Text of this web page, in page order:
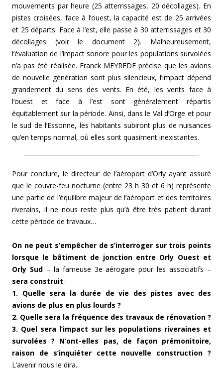
mouvements par heure (25 atterrissages, 20 décollages). En
pistes croisées, face à l’ouest, la capacité est de 25 arrivées
et 25 départs. Face à l’est, elle passe à 30 atterrissages et 30
décollages (voir le document 2). Malheureusement,
l’évaluation de l’impact sonore pour les populations survolées
n’a pas été réalisée. Franck MEYREDE précise que les avions
de nouvelle génération sont plus silencieux, l’impact dépend
grandement du sens des vents. En été, les vents face à
l’ouest et face à l’est sont généralement répartis
équitablement sur la période. Ainsi, dans le Val d’Orge et pour
le sud de l’Essonne, les habitants subiront plus de nuisances
qu’en temps normal, où elles sont quasiment inexistantes.
Pour conclure, le directeur de l’aéroport d’Orly ayant assuré
que le couvre-feu nocturne (entre 23 h 30 et 6 h) représente
une partie de l’équilibre majeur de l’aéroport et des territoires
riverains, il ne nous reste plus qu’à être très patient durant
cette période de travaux…
On ne peut s’empêcher de s’interroger sur trois points
lorsque le bâtiment de jonction entre Orly Ouest et
Orly Sud– la fameuse 3e aérogare pour les associatifs –
sera construit :
1. Quelle sera la durée de vie des pistes avec des
avions de plus en plus lourds ?
2. Quelle sera la fréquence des travaux de rénovation ?
3. Quel sera l’impact sur les populations riveraines et
survolées ? N’ont-elles pas, de façon prémonitoire,
raison de s’inquiéter cette nouvelle construction ?
L’avenir nous le dira.